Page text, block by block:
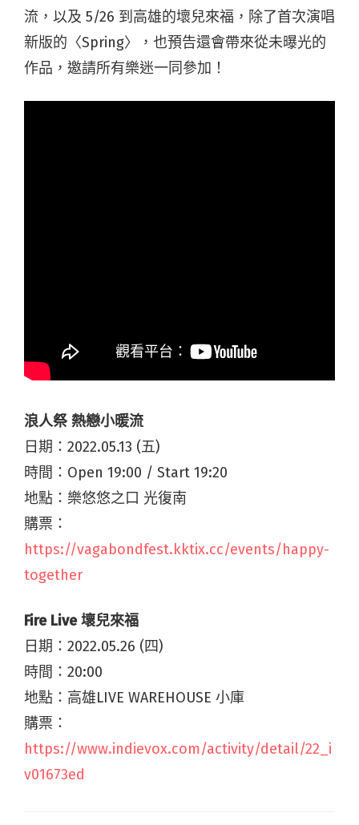
流，以及 5/26 到高雄的壞兒來福，除了首次演唱
新版的〈Spring〉，也預告還會帶來從未曝光的
作品，邀請所有樂迷一同參加！
浪人祭 熱戀小暖流
日期：2022.05.13 (五)
時間：Open 19:00 / Start 19:20
地點：樂悠悠之口 光復南
購票：
https://vagabondfest.kktix.cc/events/happy-
together
Fire Live 壞兒來福
日期：2022.05.26 (四)
時間：20:00
地點：高雄LIVE WAREHOUSE 小庫
購票：
https://www.indievox.com/activity/detail/22_i
v01673ed